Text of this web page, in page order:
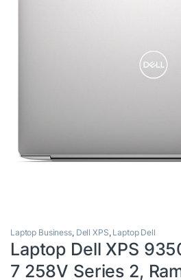
Laptop Business, Dell XPS, Laptop Dell
Laptop Dell XPS
7 258V Series 2,